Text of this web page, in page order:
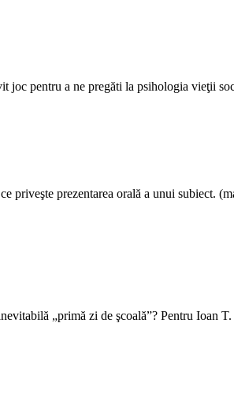
pentru a ne pregăti la psihologia vieţii
priveşte prezentarea orală a unui subiect.
„primă zi de şcoală”? Pentru Ioan